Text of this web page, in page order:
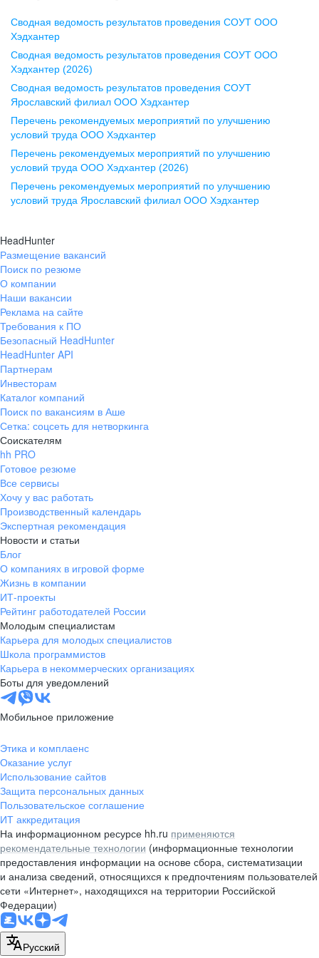
Воронеж
ул. Комиссаржевской, д. 10,
офис 1212
+7 473 280-05-05
pr@vrn.hh.ru
ул. Спартаковская, д. 2А, этаж 3,
помещение 15
+7 843 212-12-50
Екатеринбург
ул. Боевых Дружин, стр. 20,
+7 343 226-79-99
pr@ural.hh.ru
ул. Янковского, д. 169, 7 этаж,
706 каб.
+7 861 205-55-57
pr@krd.hh.ru
Владивосток
пер. Ланинский д. 4, офис 3.4
+7 423 202-33-28
pr@dv.hh.ru
Новосибирск
ул. Большевистская, д. 35,
помещение 21
+7 383 207-94-64
pr@nsk.hh.ru
Минск
пр-т Дзержинского, д. 57,
10 этаж, помещение 45-1
pr@rabota.by
Алматы
пр. Абая, д. 151, БЦ Алатау,
12 этаж, офис 1209
+7 727 232-13-13
pr@headhunter.com.kz
Сводная ведомость результатов проведения СОУТ ООО
Хэдхантер
Сводная ведомость результатов проведения СОУТ ООО
Хэдхантер (2026)
Сводная ведомость результатов проведения СОУТ
Ярославский филиал ООО Хэдхантер
Перечень рекомендуемых мероприятий по улучшению
условий труда ООО Хэдхантер
Перечень рекомендуемых мероприятий по улучшению
условий труда ООО Хэдхантер (2026)
Перечень рекомендуемых мероприятий по улучшению
условий труда Ярославский филиал ООО Хэдхантер
HeadHunter
Размещение вакансий
Поиск по резюме
О компании
Наши вакансии
Реклама на сайте
Требования к ПО
Безопасный HeadHunter
HeadHunter API
Партнерам
Инвесторам
Каталог компаний
Поиск по вакансиям в Аше
Сетка: соцсеть для нетворкинга
Соискателям
hh PRO
Готовое резюме
Все сервисы
Хочу у вас работать
Производственный календарь
Экспертная рекомендация
Новости и статьи
Блог
О компаниях в игровой форме
Жизнь в компании
ИТ-проекты
Рейтинг работодателей России
Молодым специалистам
Карьера для молодых специалистов
Школа программистов
Карьера в некоммерческих организациях
Боты для уведомлений
Мобильное приложение
Этика и комплаенс
Оказание услуг
Использование сайтов
Защита персональных данных
Пользовательское соглашение
ИТ аккредитация
На информационном ресурсе hh.ru применяются
рекомендательные технологии (информационные технологии
предоставления информации на основе сбора, систематизации
и анализа сведений, относящихся к предпочтениям пользователей
сети «Интернет», находящихся на территории Российской
Федерации)
Русский